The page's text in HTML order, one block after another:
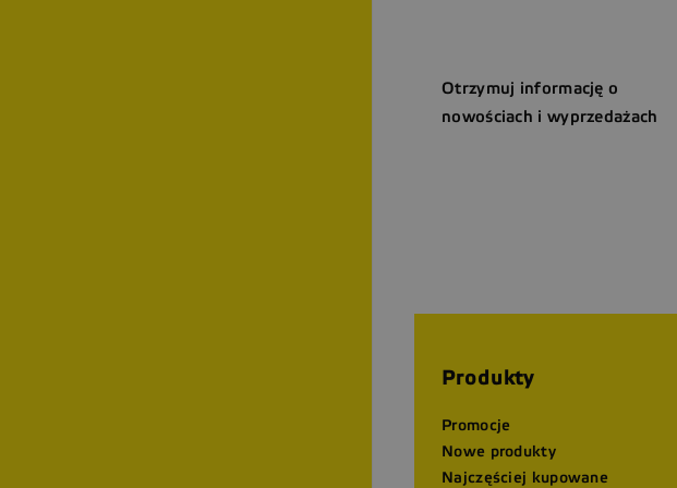
Otrzymuj informację o
nowościach i wyprzedażach
Produkty
Promocje
Nowe produkty
Najczęściej kupowane